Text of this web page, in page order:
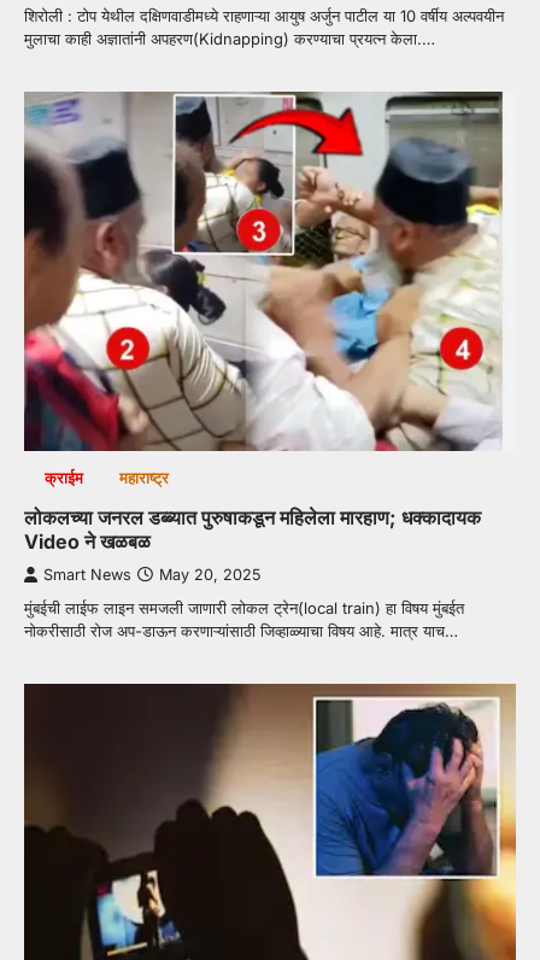
शिरोली : टोप येथील दक्षिणवाडीमध्ये राहणाऱ्या आयुष अर्जुन पाटील या 10 वर्षीय अल्पवयीन
मुलाचा काही अज्ञातांनी अपहरण(Kidnapping) करण्याचा प्रयत्न केला.…
क्राईम महाराष्ट्र
लोकलच्या जनरल डब्ब्यात पुरुषाकडून महिलेला मारहाण; धक्कादायक
Video ने खळबळ
Smart News May 20, 2025
मुंबईची लाईफ लाइन समजली जाणारी लोकल ट्रेन(local train) हा विषय मुंबईत
नोकरीसाठी रोज अप-डाऊन करणाऱ्यांसाठी जिव्हाळ्याचा विषय आहे. मात्र याच…